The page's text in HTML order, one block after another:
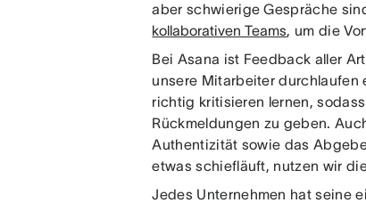
aber schwierige Gespräche
kollaborativen Teams, um die
Bei Asana ist Feedback aller
unsere Mitarbeiter durchlaufen
richtig kritisieren lernen,
Rückmeldungen zu geben.
Authentizität sowie das
etwas schiefläuft, nutzen wir die
Jedes Unternehmen hat seine